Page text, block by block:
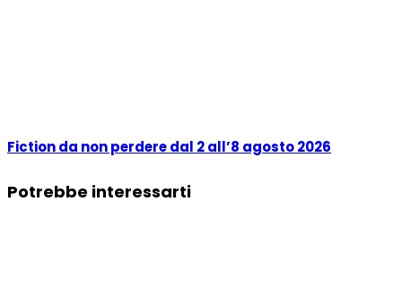
Fiction da non perdere dal 2 all’8 agosto 2026
Potrebbe interessarti